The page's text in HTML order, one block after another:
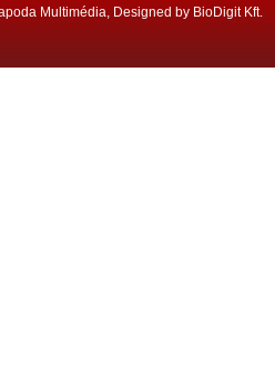
Multimédia, Designed by BioDigit Kft.